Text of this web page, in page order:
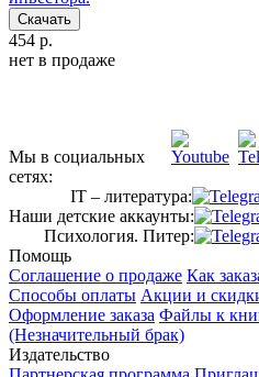
Скачать
454 р.
нет в продаже
Мы в социальных
сетях:
IT – литература:
Наши детские аккаунты:
Психология. Питер:
Помощь
Соглашение о продаже Как
Способы оплаты Акции и
Оформление заказа Файлы к
(Незначительный брак)
Издательство